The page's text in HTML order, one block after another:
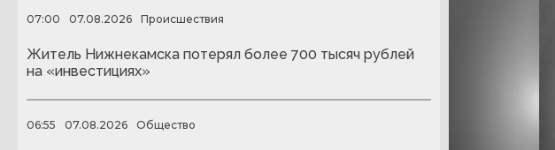
07:00 07.08.2026 Происшествия
Житель Нижнекамска потерял более 700 тысяч рублей
на «инвестициях»
06:55 07.08.2026 Общество